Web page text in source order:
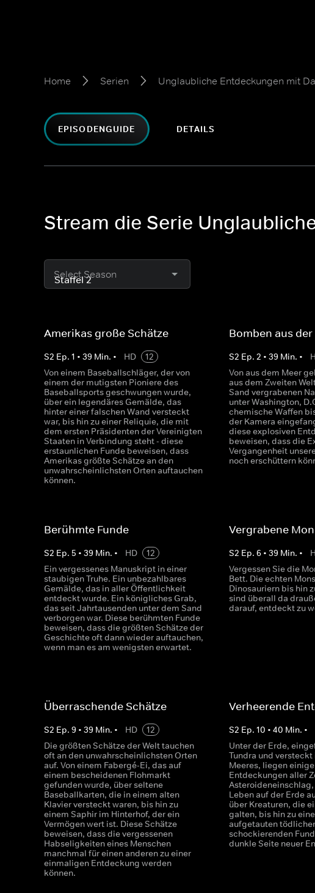
Home Serien Unglaubliche Entdeckungen mit
EPISODENGUIDE DETAILS
Stream die Serie
Select Season
Amerikas große Schätze
S2 Ep. 1 • 39 Min. • HD
12
Von einem Baseballschläger, der von
einem der mutigsten Pioniere des
Baseballsports geschwungen wurde,
über ein legendäres Gemälde, das
hinter einer falschen Wand versteckt
war, bis hin zu einer Reliquie, die mit
dem ersten Präsidenten der Vereinigten
Staaten in Verbindung steht - diese
erstaunlichen Funde beweisen, dass
Amerikas größte Schätze an den
unwahrscheinlichsten Orten auftauchen
können.
Bomben aus
S2 Ep.2 •39 Min. •
Von aus dem Meer
aus dem Zweiten
Sand vergrabenen
unter Washington,
chemische Waffen
der Kamera
diese explosiven
beweisen, dass die
Vergangenheit
noch erschüttern
Berühmte Funde
S2 Ep. 5 • 39 Min. • HD
12
Ein vergessenes Manuskript in einer
staubigen Truhe. Ein unbezahlbares
Gemälde, das in aller Öffentlichkeit
entdeckt wurde. Ein königliches Grab,
das seit Jahrtausenden unter dem Sand
verborgen war. Diese berühmten Funde
beweisen, dass die größten Schätze der
Geschichte oft dann wieder auftauchen,
wenn man es am wenigsten erwartet.
Vergrabene
S2 Ep.6 •39 Min. •
Vergessen Sie die
Bett. Die echten
Dinosauriern bis hin
sind überall da
darauf, entdeckt zu
Überraschende Schätze
S2 Ep. 9 • 39 Min. • HD
12
Die größten Schätze der Welt tauchen
oft an den unwahrscheinlichsten Orten
auf. Von einem Fabergé-Ei, das auf
einem bescheidenen Flohmarkt
gefunden wurde, über seltene
Baseballkarten, die in einem alten
Klavier versteckt waren, bis hin zu
einem Saphir im Hinterhof, der ein
Vermögen wert ist. Diese Schätze
beweisen, dass die vergessenen
Habseligkeiten eines Menschen
manchmal für einen anderen zu einer
einmaligen Entdeckung werden
können.
Verheerende
S2 Ep.10 •40 Min. •
Unter der Erde,
Tundra und
Meeres, liegen
Entdeckungen aller
Leben auf der Erde
über Kreaturen, die
galten, bis hin zu
aufgetauten
schockierenden
dunkle Seite neuer